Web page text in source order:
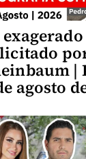
|
agosto